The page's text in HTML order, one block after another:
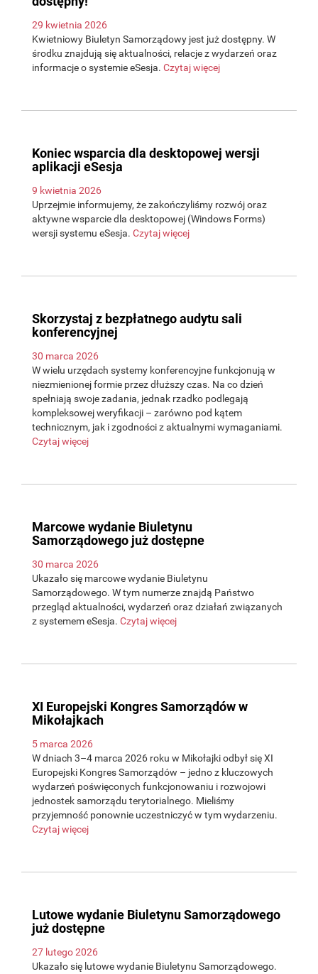
29 kwietnia 2026
Kwietniowy Biuletyn Samorządowy jest już dostępny. W
środku znajdują się aktualności, relacje z wydarzeń oraz
informacje o systemie eSesja. Czytaj więcej
Koniec wsparcia dla desktopowej wersji
aplikacji eSesja
9 kwietnia 2026
Uprzejmie informujemy, że zakończyliśmy rozwój oraz
aktywne wsparcie dla desktopowej (Windows Forms)
wersji systemu eSesja. Czytaj więcej
Skorzystaj z bezpłatnego audytu sali
konferencyjnej
30 marca 2026
W wielu urzędach systemy konferencyjne funkcjonują w
niezmienionej formie przez dłuższy czas. Na co dzień
spełniają swoje zadania, jednak rzadko podlegają
kompleksowej weryfikacji – zarówno pod kątem
technicznym, jak i zgodności z aktualnymi wymaganiami.
Czytaj więcej
Marcowe wydanie Biuletynu
Samorządowego już dostępne
30 marca 2026
Ukazało się marcowe wydanie Biuletynu
Samorządowego. W tym numerze znajdą Państwo
przegląd aktualności, wydarzeń oraz działań związanych
z systemem eSesja. Czytaj więcej
XI Europejski Kongres Samorządów w
Mikołajkach
5 marca 2026
W dniach 3–4 marca 2026 roku w Mikołajki odbył się XI
Europejski Kongres Samorządów – jedno z kluczowych
wydarzeń poświęconych funkcjonowaniu i rozwojowi
jednostek samorządu terytorialnego. Mieliśmy
przyjemność ponownie uczestniczyć w tym wydarzeniu.
Czytaj więcej
Lutowe wydanie Biuletynu Samorządowego
już dostępne
27 lutego 2026
Ukazało się lutowe wydanie Biuletynu Samorządowego.